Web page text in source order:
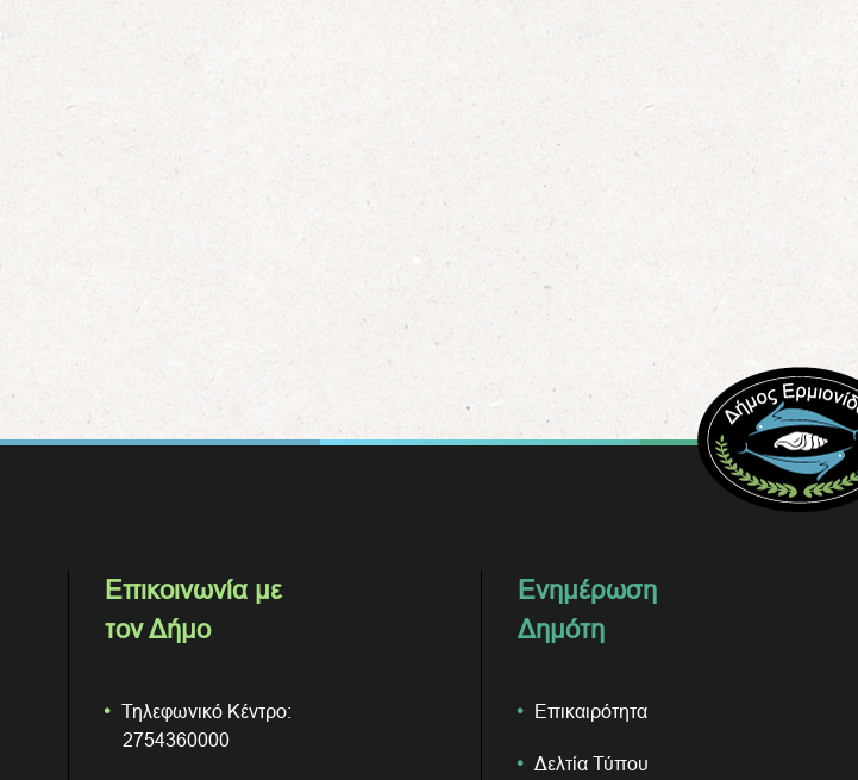
Επικοινωνία με
τον Δήμο
Τηλεφωνικό Κέντρο:
2754360000
Ενημέρωση
Δημότη
Επικαιρότητα
Δελτία Τύπου